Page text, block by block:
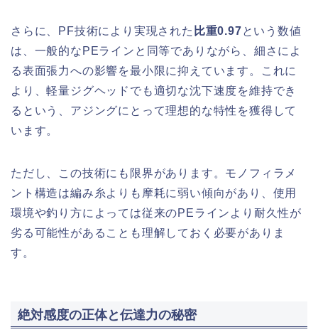
さらに、PF技術により実現された 比重0.97という数値
は、一般的なPEラインと同等でありながら、細さによ
る表面張力への影響を最小限に抑えています。これに
より、軽量ジグヘッドでも適切な沈下速度を維持でき
るという、アジングにとって理想的な特性を獲得して
います。
ただし、この技術にも限界があります。モノフィラメ
ント構造は編み糸よりも摩耗に弱い傾向があり、使用
環境や釣り方によっては従来のPEラインより耐久性が
劣る可能性があることも理解しておく必要がありま
す。
絶対感度の正体と伝達力の秘密